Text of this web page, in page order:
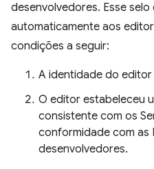
desenvolvedores. Esse
automaticamente aos
condições a seguir:
A identidade do
O editor estabeleceu
consistente com os
conformidade com as
desenvolvedores.